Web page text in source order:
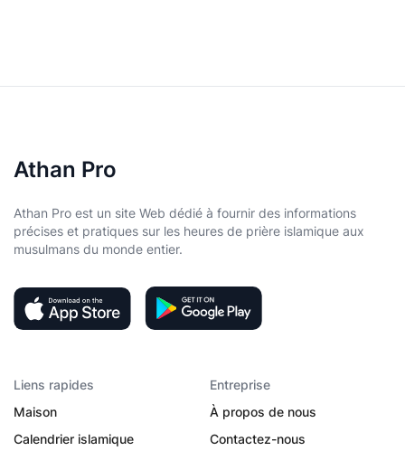
Athan Pro
Athan Pro est un site Web dédié à fournir des informations
précises et pratiques sur les heures de prière islamique aux
musulmans du monde entier.
Liens rapides
Maison
Calendrier islamique
Entreprise
À propos de nous
Contactez-nous